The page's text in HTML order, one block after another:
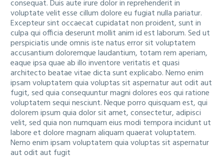
consequat. Duis aute irure dolor in reprehenderit in
voluptate velit esse cillum dolore eu fugiat nulla pariatur.
Excepteur sint occaecat cupidatat non proident, sunt in
culpa qui officia deserunt mollit anim id est laborum. Sed ut
perspiciatis unde omnis iste natus error sit voluptatem
accusantium doloremque laudantium, totam rem aperiam,
eaque ipsa quae ab illo inventore veritatis et quasi
architecto beatae vitae dicta sunt explicabo. Nemo enim
ipsam voluptatem quia voluptas sit aspernatur aut odit aut
fugit, sed quia consequuntur magni dolores eos qui ratione
voluptatem sequi nesciunt. Neque porro quisquam est, qui
dolorem ipsum quia dolor sit amet, consectetur, adipisci
velit, sed quia non numquam eius modi tempora incidunt ut
labore et dolore magnam aliquam quaerat voluptatem.
Nemo enim ipsam voluptatem quia voluptas sit aspernatur
aut odit aut fugit